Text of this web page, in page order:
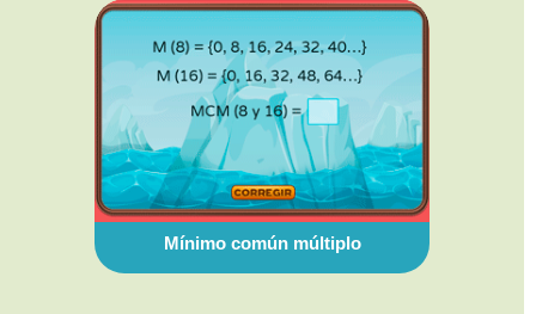
Mínimo común múltiplo